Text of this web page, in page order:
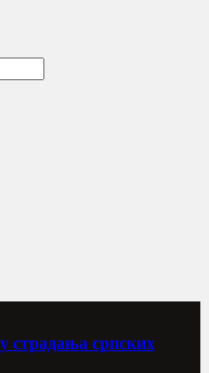
страдања српских